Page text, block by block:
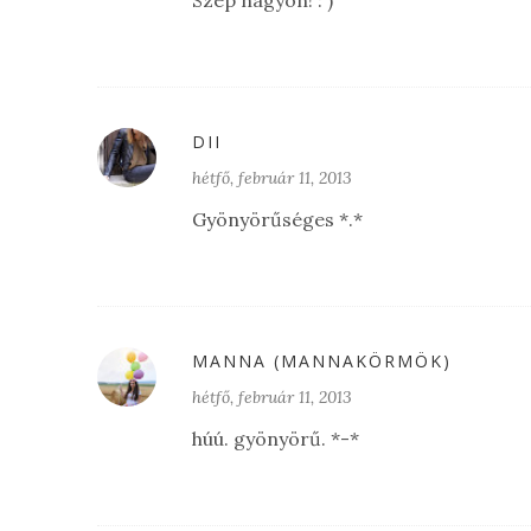
DII
hétfő, február 11, 2013
Gyönyörűséges *.*
MANNA (MANNAKÖRMÖK)
hétfő, február 11, 2013
húú. gyönyörű. *-*